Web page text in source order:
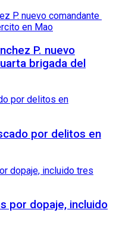
P. nuevo
brigada del
por delitos en
por dopaje, incluido